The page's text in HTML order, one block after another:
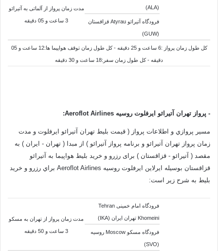
(ALA) مدت زمان پرواز از آلماتی به آتیرائو
3 ساعت و 05 دقيقه فرودگاه آتیرائو Atyrau قزاقستان
(GUW)
کل طول زمان پرواز :6 ساعت و 25 دقيقه - کل طول زمان توقف هواپيما ها:12 ساعت و 05
دقيقه - کل طول زمان سفر:18 ساعت و 30 دقيقه
- پرواز تهران آتیرائو ایرفلوت روسیه Aeroflot Airlines :
مسير پروازي و اطلاعات پرواز ( قیمت بلیط تهران آتیرائو ایرفلوت و مدت
زمان پرواز تهران آتیرائو و برنامه پرواز آتیرائو ) از مبدا ( تهران - ایران ) به
مقصد ( آتیرائو - قزاقستان ) برای رزرو و خرید بلیط هواپیما به آتیرائو
قزاقستان بوسيله
ایرلاین ایرفلوت روسیه Aeroflot Airlines براي رزرو و خريد
بليط به شرح زير است:
فرودگاه امام خمینی Tehran
Khomeini تهران ایران (IKA) مدت زمان پرواز از تهران به مسکو
3 ساعت و 50 دقيقه فرودگاه مسکو Moscow روسیه
(SVO)